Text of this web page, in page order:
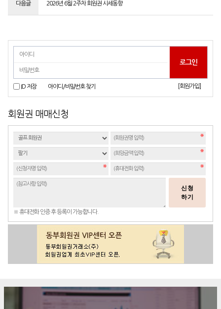
다음글 2026년 6월 2주차 회원권 시세동향
ID 저장 아이디/비밀번호 찾기 [회원가입]
회원권 매매신청
신청
하기
※ 휴대전화 인증 후 등록이 가능합니다.